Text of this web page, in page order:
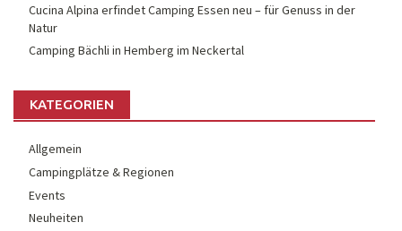
Cucina Alpina erfindet Camping Essen neu – für Genuss in der
Natur
Camping Bächli in Hemberg im Neckertal
KATEGORIEN
Allgemein
Campingplätze & Regionen
Events
Neuheiten